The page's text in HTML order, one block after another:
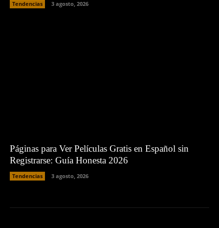
Tendencias 3 agosto, 2026
Páginas para Ver Películas Gratis en Español sin
Registrarse: Guía Honesta 2026
Tendencias 3 agosto, 2026